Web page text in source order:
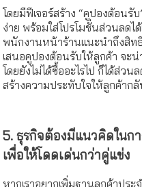
โดยมีฟีเจอร์สร้าง “คูปองต้อนรับ
ง่าย พร้อมใส่โปรโมชั่นส่วนลดไ
พนักงานหน้าร้านแนะนำถึงสิท
เสนอคูปองต้อนรับให้ลูกค้า จะ
โดยยังไม่ได้ซื้ออะไรไป ก็ได้ส่ว
สร้างความประทับใจให้ลูกค้าก
5. ธุรกิจต้องมีแนวคิดใน
เพื่อให้โดดเด่นกว่าคู่แข่ง
หากเราอยากเพิ่มฐานลูกค้าปร